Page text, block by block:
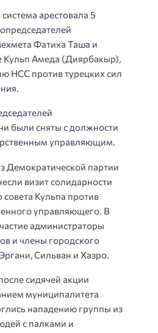
арестовала 5
Фатиха Таша и
Кульп Амеда (Диярбакыр),
НСС против турецких сил
были сняты с должности
управляющим.
Демократической партии
визит солидарности
Кульпа против
управляющего. В
администраторы
и члены городского
Сильван и Хазро.
сидячей акции
муниципалитета
нападению группы из
с палками и